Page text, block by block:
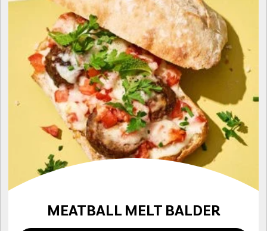
MEATBALL MELT BALDER